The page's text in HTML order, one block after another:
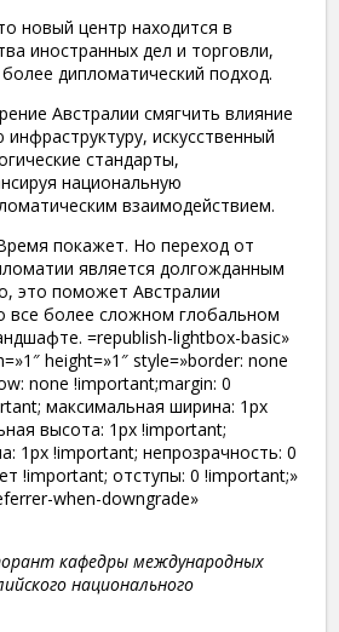
новый центр находится в
иностранных дел и торговли,
дипломатический подход.
Австралии смягчить влияние
искусственный
стандарты,
национальную
взаимодействием.
покажет. Но переход от
является долгожданным
это поможет Австралии
все более сложном глобальном
=republish-lightbox-basic»
height=»1″ style=»border: none
none !important;margin: 0
максимальная ширина: 1px
высота: 1px !important;
1px !important; непрозрачность: 0
!important; отступы: 0 !important;»
when-downgrade»
кафедры международных
национального